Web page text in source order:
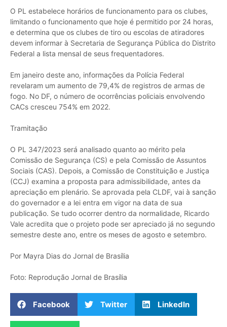
O PL estabelece horários de funcionamento para os clubes,
limitando o funcionamento que hoje é permitido por 24 horas,
e determina que os clubes de tiro ou escolas de atiradores
devem informar à Secretaria de Segurança Pública do Distrito
Federal a lista mensal de seus frequentadores.
Em janeiro deste ano, informações da Polícia Federal
revelaram um aumento de 79,4% de registros de armas de
fogo. No DF, o número de ocorrências policiais envolvendo
CACs cresceu 754% em 2022.
Tramitação
O PL 347/2023 será analisado quanto ao mérito pela
Comissão de Segurança (CS) e pela Comissão de Assuntos
Sociais (CAS). Depois, a Comissão de Constituição e Justiça
(CCJ) examina a proposta para admissibilidade, antes da
apreciação em plenário. Se aprovada pela CLDF, vai à sanção
do governador e a lei entra em vigor na data de sua
publicação. Se tudo ocorrer dentro da normalidade, Ricardo
Vale acredita que o projeto pode ser apreciado já no segundo
semestre deste ano, entre os meses de agosto e setembro.
Por Mayra Dias do Jornal de Brasília
Foto: Reprodução Jornal de Brasília
Facebook Twitter LinkedIn